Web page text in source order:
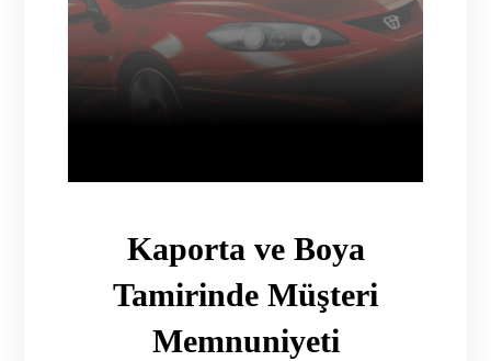
Kaporta ve Boya
Tamirinde Müşteri
Memnuniyeti